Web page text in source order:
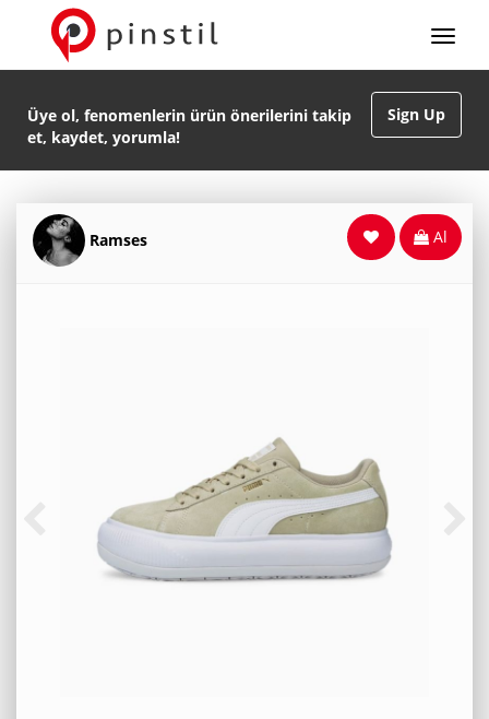
Sign Up
Üye ol, fenomenlerin ürün önerilerini takip
et, kaydet, yorumla!
Ramses Al